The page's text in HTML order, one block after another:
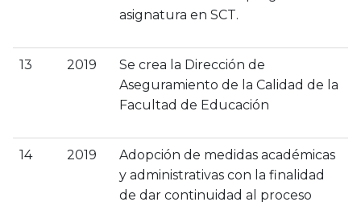
asignatura en SCT.
13 2019
Se crea la Dirección de
Aseguramiento de la Calidad de la
Facultad de Educación
14 2019
Adopción de medidas académicas
y administrativas con la finalidad
de dar continuidad al proceso